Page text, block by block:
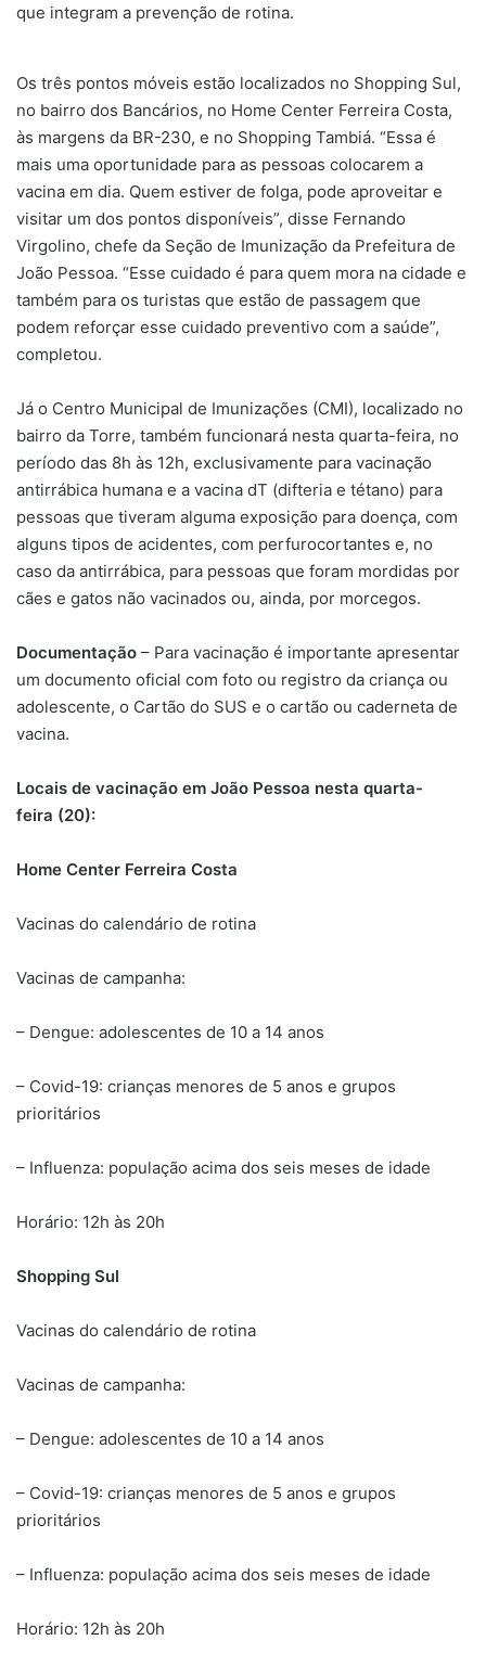
que integram a prevenção de rotina.
Os três pontos móveis estão localizados no Shopping Sul,
no bairro dos Bancários, no Home Center Ferreira Costa,
às margens da BR-230, e no Shopping Tambiá. “Essa é
mais uma oportunidade para as pessoas colocarem a
vacina em dia. Quem estiver de folga, pode aproveitar e
visitar um dos pontos disponíveis”, disse Fernando
Virgolino, chefe da Seção de Imunização da Prefeitura de
João Pessoa. “Esse cuidado é para quem mora na cidade e
também para os turistas que estão de passagem que
podem reforçar esse cuidado preventivo com a saúde”,
completou.
Já o Centro Municipal de Imunizações (CMI), localizado no
bairro da Torre, também funcionará nesta quarta-feira, no
período das 8h às 12h, exclusivamente para vacinação
antirrábica humana e a vacina dT (difteria e tétano) para
pessoas que tiveram alguma exposição para doença, com
alguns tipos de acidentes, com perfurocortantes e, no
caso da antirrábica, para pessoas que foram mordidas por
cães e gatos não vacinados ou, ainda, por morcegos.
Documentação – Para vacinação é importante apresentar
um documento oficial com foto ou registro da criança ou
adolescente, o Cartão do SUS e o cartão ou caderneta de
vacina.
Locais de vacinação em João Pessoa nesta quarta-
feira (20):
Home Center Ferreira Costa
Vacinas do calendário de rotina
Vacinas de campanha:
– Dengue: adolescentes de 10 a 14 anos
– Covid-19: crianças menores de 5 anos e grupos
prioritários
– Influenza: população acima dos seis meses de idade
Horário: 12h às 20h
Shopping Sul
Vacinas do calendário de rotina
Vacinas de campanha:
– Dengue: adolescentes de 10 a 14 anos
– Covid-19: crianças menores de 5 anos e grupos
prioritários
– Influenza: população acima dos seis meses de idade
Horário: 12h às 20h